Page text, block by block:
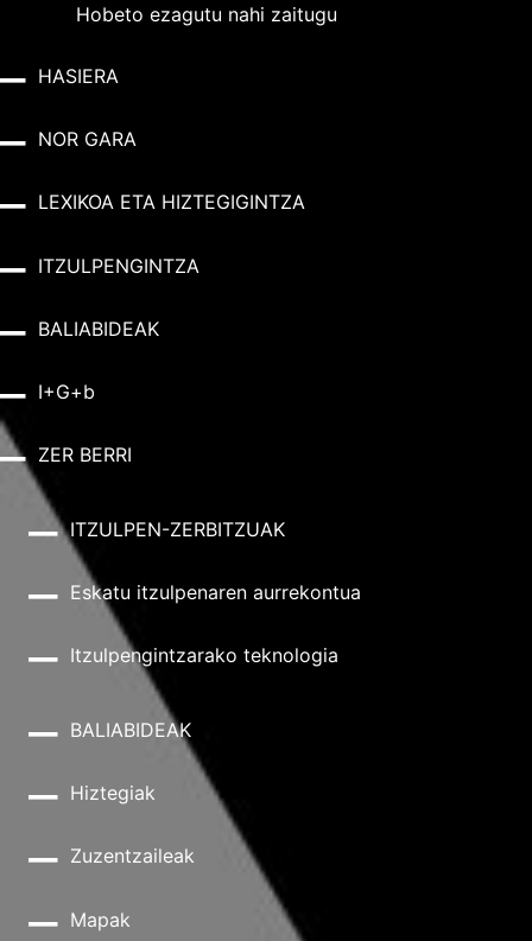
Hobeto ezagutu nahi zaitugu
HASIERA
NOR GARA
LEXIKOA ETA HIZTEGIGINTZA
ITZULPENGINTZA
BALIABIDEAK
I+G+b
ZER BERRI
ITZULPEN-ZERBITZUAK
Eskatu itzulpenaren aurrekontua
Itzulpengintzarako teknologia
BALIABIDEAK
Hiztegiak
Zuzentzaileak
Mapak